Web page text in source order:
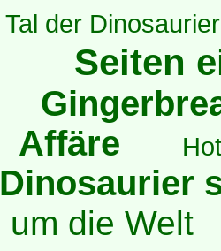
Tal der Dinosaurier
Seiten
Affäre
Dinosaurier
um die Welt